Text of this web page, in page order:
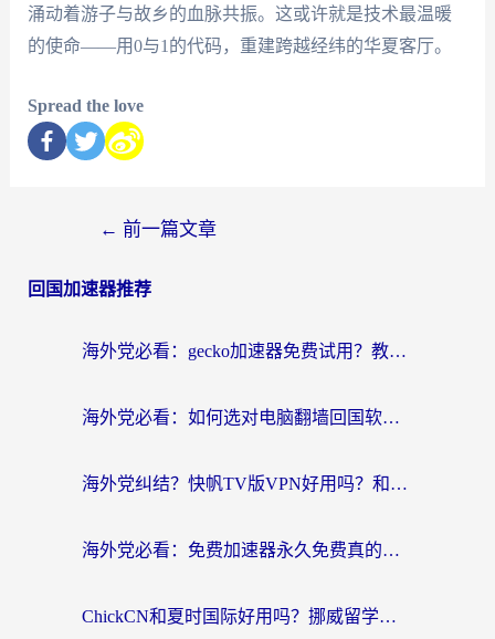
涌动着游子与故乡的血脉共振。这或许就是技术最温暖
的使命——用0与1的代码，重建跨越经纬的华夏客厅。
Spread the love
← 前一篇文章
回国加速器推荐
海外党必看：gecko加速器免费试用？教你选对回国加速器，无缝刷国内剧玩游戏
海外党必看：如何选对电脑翻墙回国软件，轻松解锁国内资源？
海外党纠结？快帆TV版VPN好用吗？和扇贝手游VPN对比哪个回国效果更好？
海外党必看：免费加速器永久免费真的存在吗？教你选对回国加速器无缝刷国内资源
ChickCN和夏时国际好用吗？挪威留学生亲测3款回国加速器，附穿梭和加速喵对比指南